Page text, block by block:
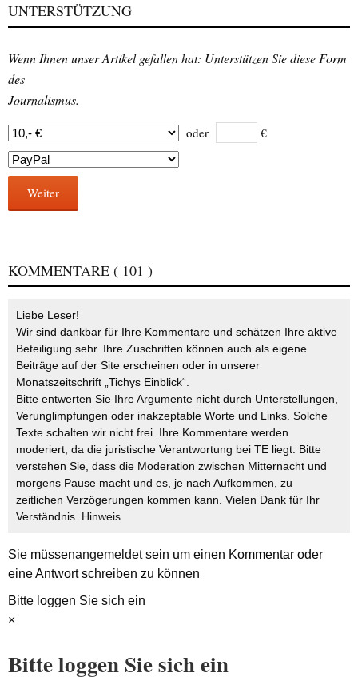
UNTERSTÜTZUNG
Wenn Ihnen unser Artikel gefallen hat: Unterstützen Sie diese Form
des
Journalismus.
oder €
Weiter
KOMMENTARE ( 101 )
Liebe Leser!
Wir sind dankbar für Ihre Kommentare und schätzen Ihre aktive
Beteiligung sehr. Ihre Zuschriften können auch als eigene
Beiträge auf der Site erscheinen oder in unserer
Monatszeitschrift „Tichys Einblick“.
Bitte entwerten Sie Ihre Argumente nicht durch Unterstellungen,
Verunglimpfungen oder inakzeptable Worte und Links. Solche
Texte schalten wir nicht frei. Ihre Kommentare werden
moderiert, da die juristische Verantwortung bei TE liegt. Bitte
verstehen Sie, dass die Moderation zwischen Mitternacht und
morgens Pause macht und es, je nach Aufkommen, zu
zeitlichen Verzögerungen kommen kann. Vielen Dank für Ihr
Verständnis. Hinweis
Sie müssenangemeldetsein um einen Kommentar oder
eine Antwort schreiben zu können
Bitte loggen Sie sich ein
×
Bitte loggen Sie sich ein